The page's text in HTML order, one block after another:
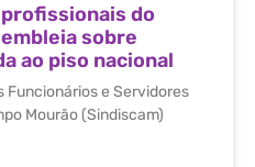
do
sobre
ao piso nacional
Funcionários e Servidores
Mourão (Sindiscam)